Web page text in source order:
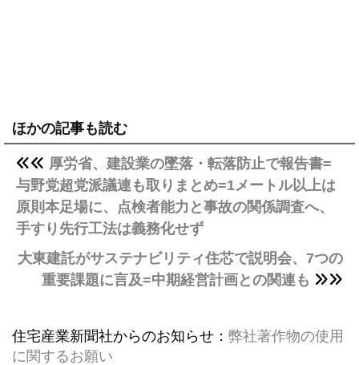
ほかの記事も読む
厚労省、建設業の墜落・転落防止で報告書=
与野党超党派議連も取りまとめ=1メートル以上は
原則本足場に、点検者能力と事故の関係調査へ、
手すり先行工法は義務化せず
大東建託がサステナビリティ住芯で説明会、7つの
重要課題に言及=中期経営計画との関連も
住宅産業新聞社からのお知らせ： 弊社著作物の使用
に関するお願い